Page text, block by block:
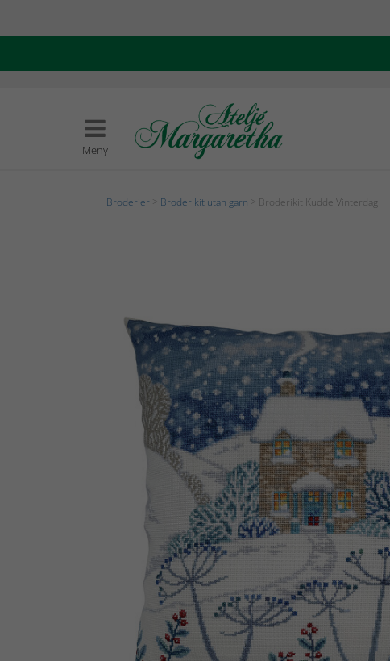
Meny
Broderier Broderikit utan garn > Broderikit Kudde Vinterdag